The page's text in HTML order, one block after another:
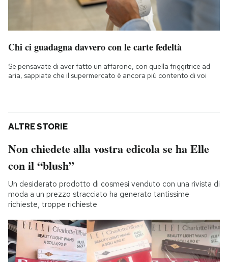
Chi ci guadagna davvero con le carte fedeltà
Se pensavate di aver fatto un affarone, con quella friggitrice ad
aria, sappiate che il supermercato è ancora più contento di voi
ALTRE STORIE
Non chiedete alla vostra edicola se ha Elle
con il “blush”
Un desiderato prodotto di cosmesi venduto con una rivista di
moda a un prezzo stracciato ha generato tantissime
richieste, troppe richieste